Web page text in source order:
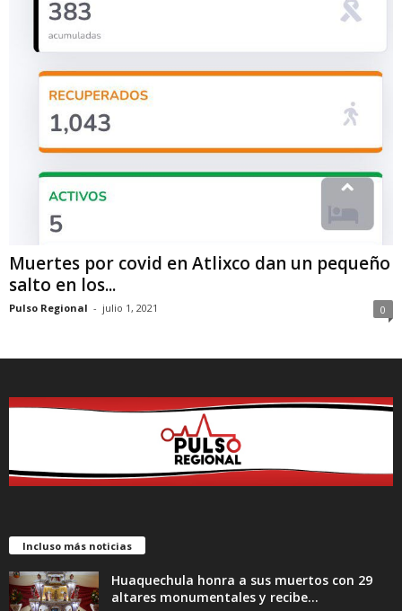
Muertes por covid en Atlixco dan un pequeño
salto en los...
Pulso Regional - julio 1, 2021 0
Incluso más noticias
Huaquechula honra a sus muertos con 29
altares monumentales y recibe...